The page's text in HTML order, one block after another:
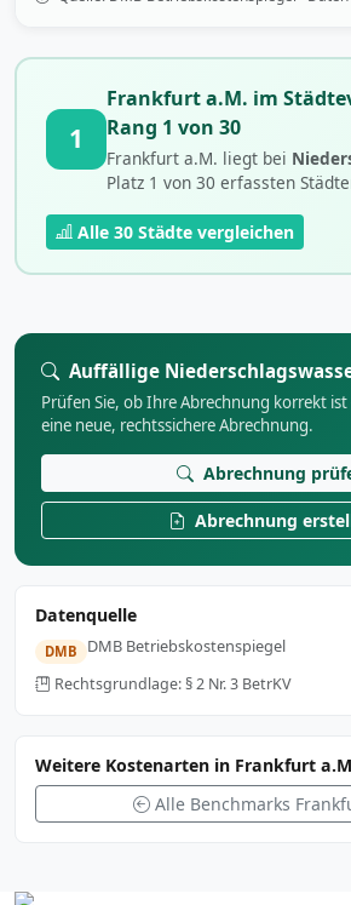
1
Frankfurt a.M. im
Rang 1 von 30
Frankfurt a.M. liegt bei
Platz 1 von 30 erfassten
Alle 30 Städte vergleichen
Auffällige
Prüfen Sie, ob Ihre Abrechnung korrekt
eine neue, rechtssichere Abrechnung.
Abrechnung
Abrechnung
Datenquelle
DMB DMB Betriebskostenspiegel
Rechtsgrundlage: § 2 Nr. 3 BetrKV
Weitere Kostenarten in Frankfurt
Alle Benchmarks